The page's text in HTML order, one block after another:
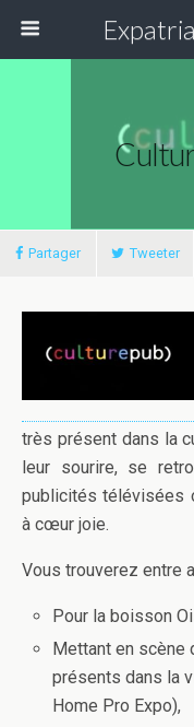
Partager Tweeter
très présent dans la
leur sourire, se
publicités télévisées
à cœur joie.
Vous trouverez entre
Pour la boisson
Mettant en
présents dans la
Home Pro Expo),